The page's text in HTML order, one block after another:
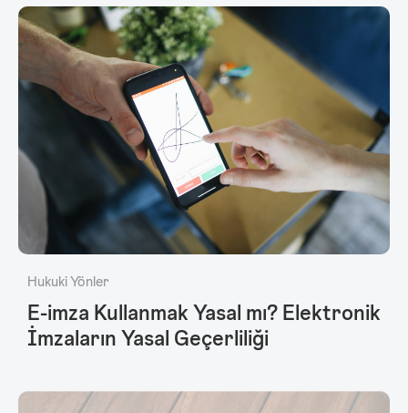
Hukuki Yönler
E-imza Kullanmak Yasal mı? Elektronik
İmzaların Yasal Geçerliliği